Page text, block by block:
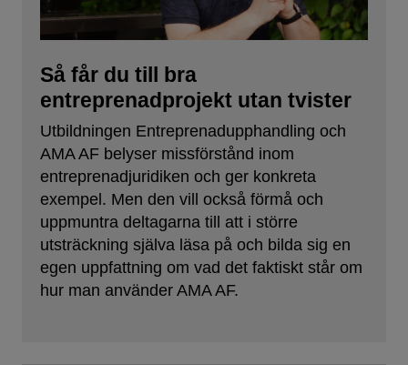
Så får du till bra
entreprenadprojekt utan tvister
Utbildningen Entreprenadupphandling och
AMA AF belyser missförstånd inom
entreprenadjuridiken och ger konkreta
exempel. Men den vill också förmå och
uppmuntra deltagarna till att i större
utsträckning själva läsa på och bilda sig en
egen uppfattning om vad det faktiskt står om
hur man använder AMA AF.